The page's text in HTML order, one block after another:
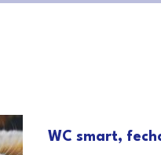
WC smart,